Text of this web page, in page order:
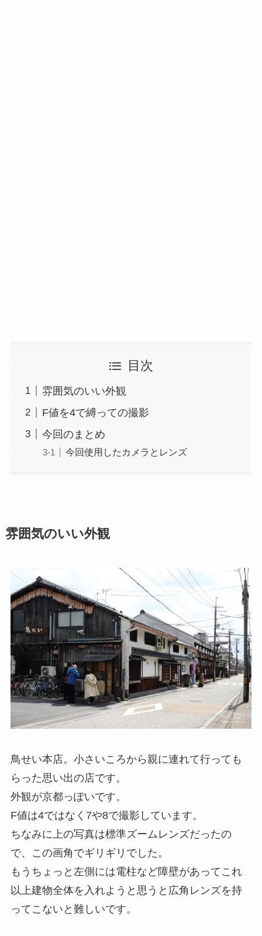
目次
雰囲気のいい外観
F値を4で縛っての撮影
今回のまとめ
今回使用したカメラとレンズ
雰囲気のいい外観
鳥せい本店。小さいころから親に連れて行っても
らった思い出の店です。
外観が京都っぽいです。
F値は4ではなく7や8で撮影しています。
ちなみに上の写真は標準ズームレンズだったの
で、この画角でギリギリでした。
もうちょっと左側には電柱など障壁があってこれ
以上建物全体を入れようと思うと広角レンズを持
ってこないと難しいです。